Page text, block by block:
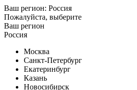
Ваш регион: Россия
Пожалуйста, выберите
Ваш регион
Россия
Москва
Санкт-Петербург
Екатеринбург
Казань
Новосибирск